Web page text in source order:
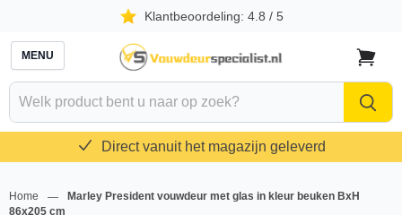
Klantbeoordeling: 4.8 / 5
MENU
Hoge kwaliteit voor lage prijzen
Home —
Marley President vouwdeur met glas in kleur beuken BxH
86x205 cm